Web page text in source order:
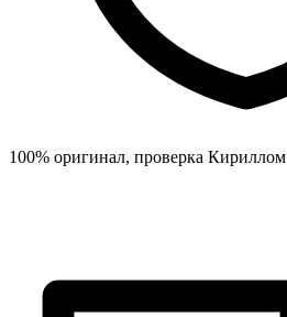
100% оригинал, проверка Кириллом